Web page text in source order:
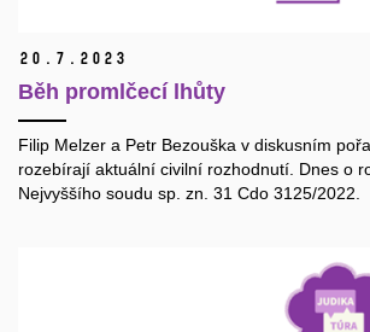
20. 7. 2023
Běh promlčecí lhůty
Filip Melzer a Petr Bezouška v diskusním
rozebírají aktuální civilní rozhodnutí. Dnes o
Nejvyššího soudu sp. zn. 31 Cdo 3125/2022.